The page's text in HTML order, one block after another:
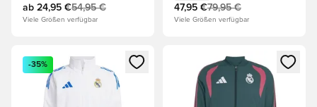
ab 24,95 €54,95 €
Viele Größen verfügbar
47,95 €79,95 €
Viele Größen verfügbar
Öffnet ein neues Fenster zum Anmelden oder Registrieren
-35%
Öffnet ein neues Fenster